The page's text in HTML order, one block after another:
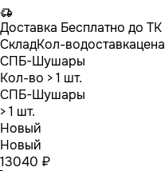
Доставка Бесплатно до ТК
СкладКол-водоставкацена
СПБ-Шушары
Кол-во > 1 шт.
СПБ-Шушары
> 1 шт.
Новый
Новый
13040 ₽